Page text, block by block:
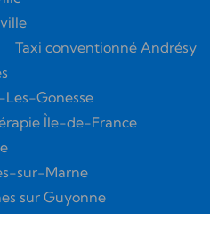
Taxi conventionné Andrésy
Gonesse
Île-de-France
sur-Marne
sur Guyonne